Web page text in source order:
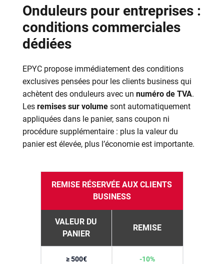
Onduleurs pour entreprises :
conditions commerciales
dédiées
EPYC propose immédiatement des conditions
exclusives pensées pour les clients business qui
achètent des onduleurs avec un numéro de TVA.
Les remises sur volume sont automatiquement
appliquées dans le panier, sans coupon ni
procédure supplémentaire : plus la valeur du
panier est élevée, plus l’économie est importante.
REMISE RÉSERVÉE AUX CLIENTS
BUSINESS
VALEUR DU
PANIER
REMISE
≥ 500€ -10%